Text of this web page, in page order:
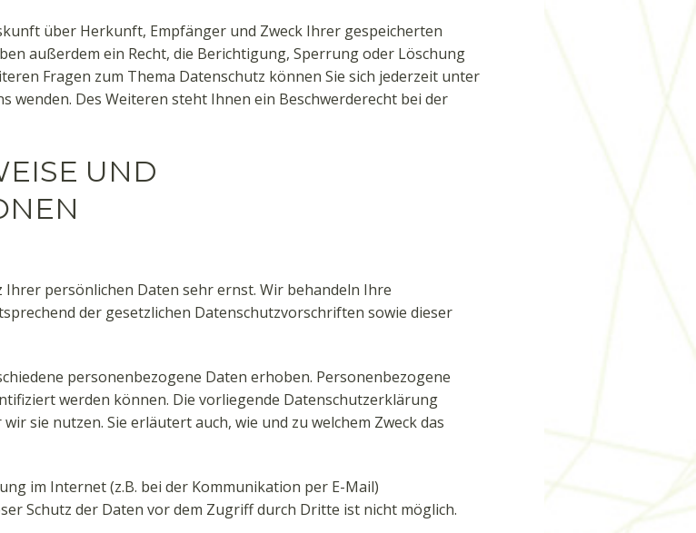
über Herkunft, Empfänger und Zweck Ihrer gespeicherten
außerdem ein Recht, die Berichtigung, Sperrung oder Löschung
Fragen zum Thema Datenschutz können Sie sich jederzeit unter
wenden. Des Weiteren steht Ihnen ein Beschwerderecht bei der
UND
persönlichen Daten sehr ernst. Wir behandeln Ihre
der gesetzlichen Datenschutzvorschriften sowie dieser
personenbezogene Daten erhoben. Personenbezogene
werden können. Die vorliegende Datenschutzerklärung
sie nutzen. Sie erläutert auch, wie und zu welchem Zweck das
im Internet (z.B. bei der Kommunikation per E-Mail)
Schutz der Daten vor dem Zugriff durch Dritte ist nicht möglich.